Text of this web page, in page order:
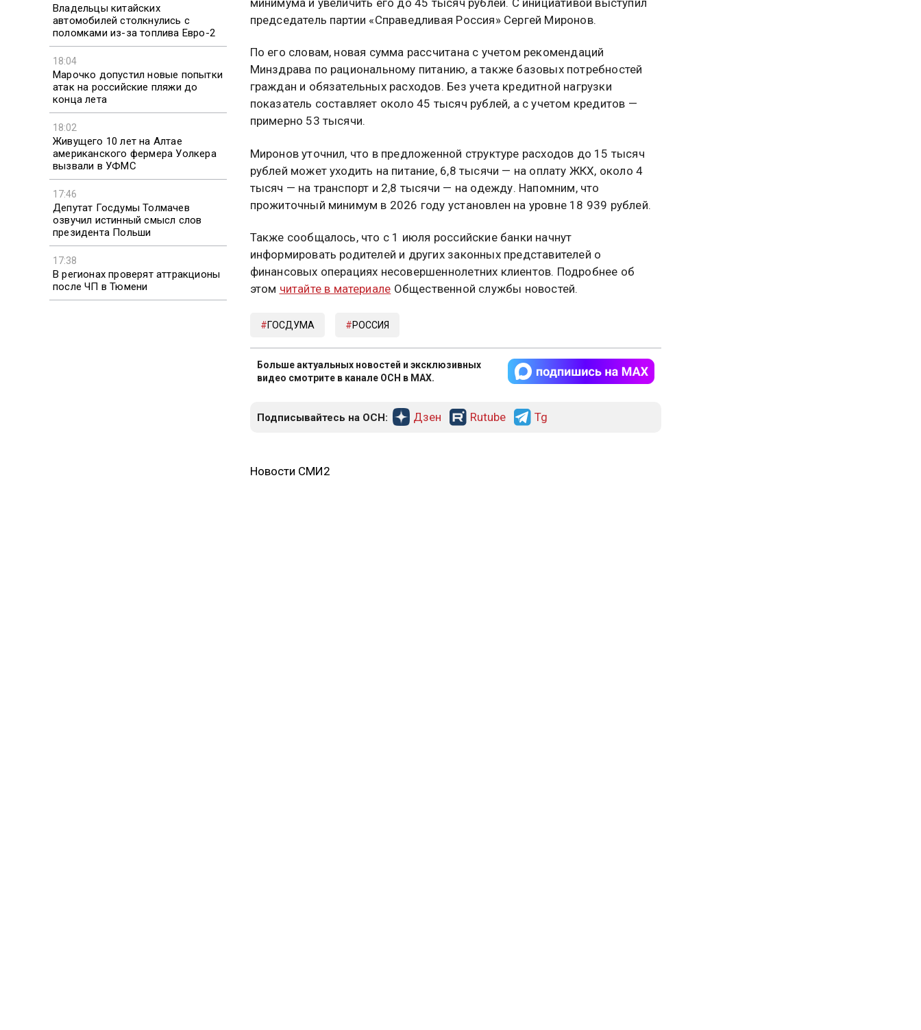
Владельцы китайских
автомобилей столкнулись с
поломками из-за топлива Евро-2
18:04
Марочко допустил новые попытки
атак на российские пляжи до
конца лета
18:02
Живущего 10 лет на Алтае
американского фермера Уолкера
вызвали в УФМС
17:46
Депутат Госдумы Толмачев
озвучил истинный смысл слов
президента Польши
17:38
В регионах проверят аттракционы
после ЧП в Тюмени
минимума и увеличить его до 45 тысяч рублей. С инициативой выступил
председатель партии «Справедливая Россия» Сергей Миронов.
По его словам, новая сумма рассчитана с учетом рекомендаций
Минздрава по рациональному питанию, а также базовых потребностей
граждан и обязательных расходов. Без учета кредитной нагрузки
показатель составляет около 45 тысяч рублей, а с учетом кредитов —
примерно 53 тысячи.
Миронов уточнил, что в предложенной структуре расходов до 15 тысяч
рублей может уходить на питание, 6,8 тысячи — на оплату ЖКХ, около 4
тысяч — на транспорт и 2,8 тысячи — на одежду. Напомним, что
прожиточный минимум в 2026 году установлен на уровне 18 939 рублей.
Также сообщалось, что с 1 июля российские банки начнут
информировать родителей и других законных представителей о
финансовых операциях несовершеннолетних клиентов. Подробнее об
этом читайте в материале Общественной службы новостей.
ГОСДУМА РОССИЯ
Больше актуальных новостей и эксклюзивных
видео смотрите в канале ОСН в MAX.
Подписывайтесь на ОСН: Дзен Rutube Tg
Новости СМИ2